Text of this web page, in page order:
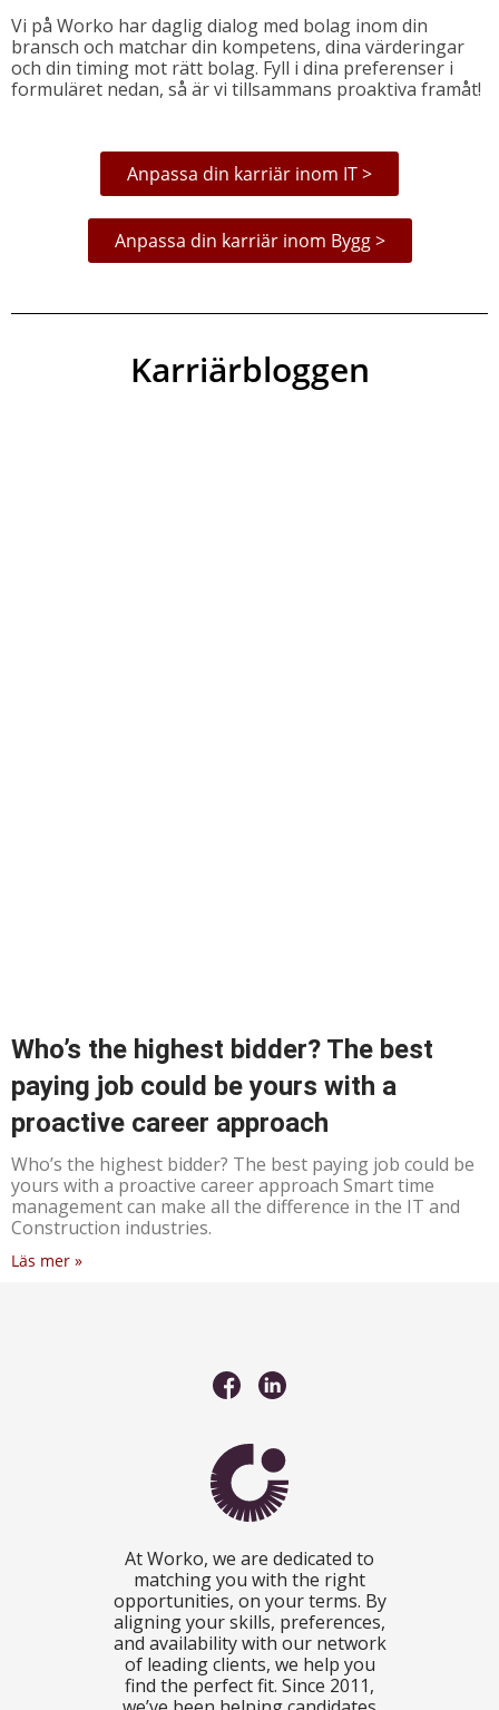
Vi på Worko har daglig dialog med bolag inom din
bransch och matchar din kompetens, dina värderingar
och din timing mot rätt bolag. Fyll i dina preferenser i
formuläret nedan, så är vi tillsammans proaktiva framåt!
Anpassa din karriär inom IT >
Anpassa din karriär inom Bygg >
Karriärbloggen
Who’s the highest bidder? The best
paying job could be yours with a
proactive career approach
Who’s the highest bidder? The best paying job could be
yours with a proactive career approach Smart time
management can make all the difference in the IT and
Construction industries.
Läs mer »
At Worko, we are dedicated to
matching you with the right
opportunities, on your terms. By
aligning your skills, preferences,
and availability with our network
of leading clients, we help you
find the perfect fit. Since 2011,